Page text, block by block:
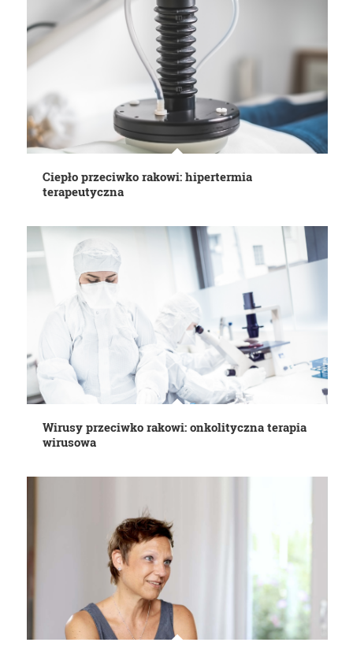
Ciepło przeciwko rakowi: hipertermia
terapeutyczna
Wirusy przeciwko rakowi: onkolityczna terapia
wirusowa